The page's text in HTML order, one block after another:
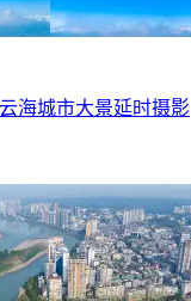
云海城市大景延时摄影